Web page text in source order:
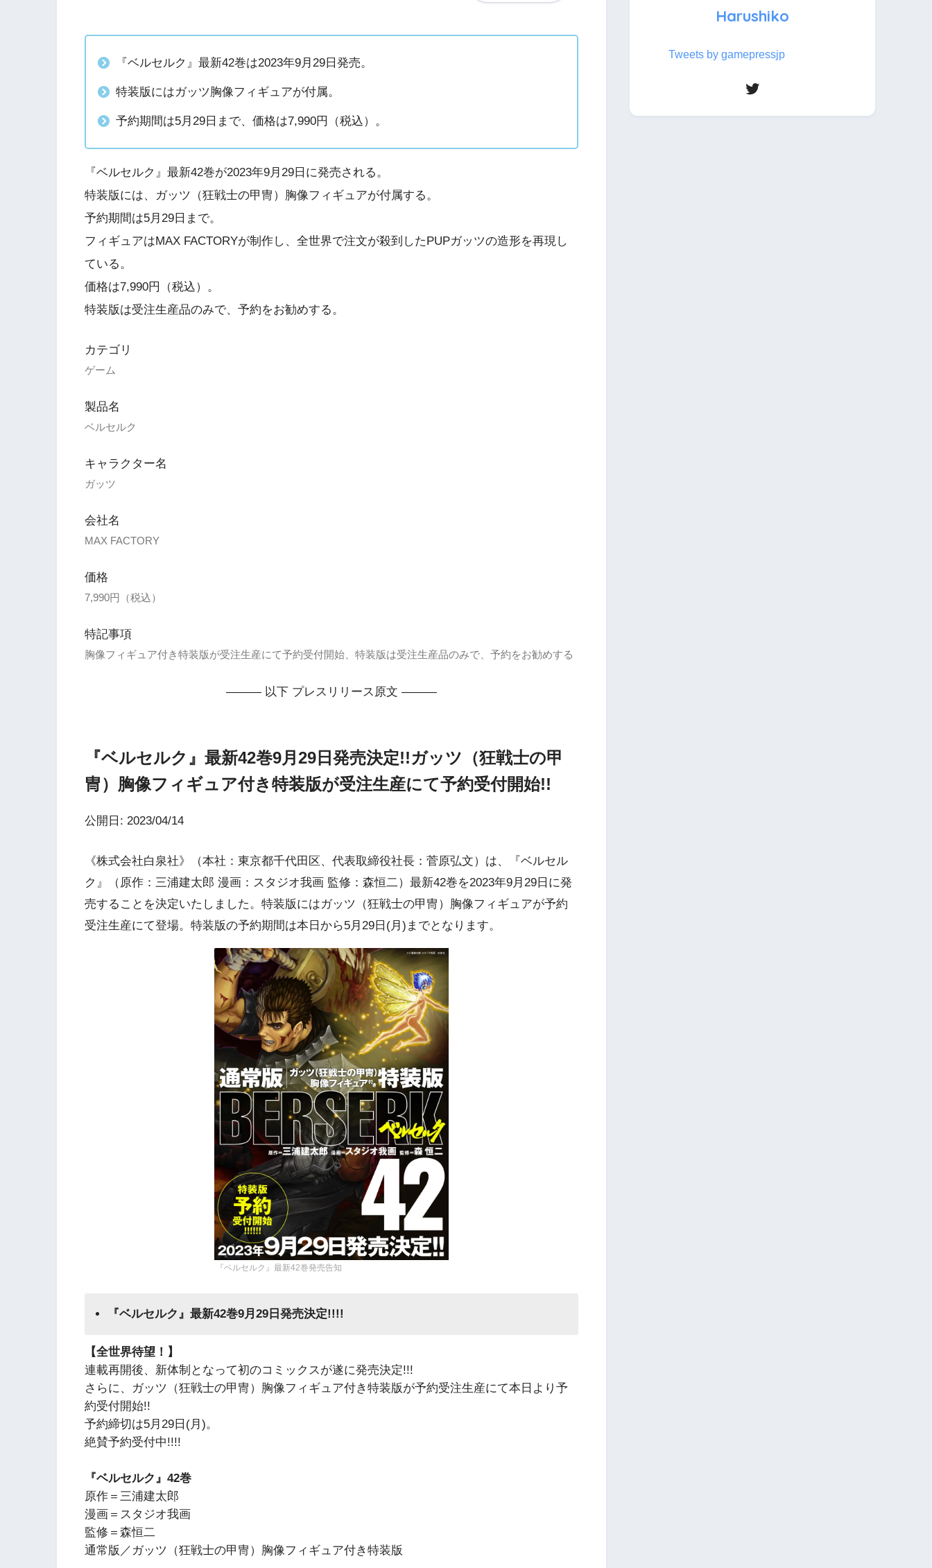
『ベルセルク』最新42巻は2023年9月29日発売。
特装版にはガッツ胸像フィギュアが付属。
予約期間は5月29日まで、価格は7,990円（税込）。
『ベルセルク』最新42巻が2023年9月29日に発売される。
特装版には、ガッツ（狂戦士の甲冑）胸像フィギュアが付属する。
予約期間は5月29日まで。
フィギュアはMAX FACTORYが制作し、全世界で注文が殺到したPUPガッツの造形を再現し
ている。
価格は7,990円（税込）。
特装版は受注生産品のみで、予約をお勧めする。
カテゴリ
ゲーム
製品名
ベルセルク
キャラクター名
ガッツ
会社名
MAX FACTORY
価格
7,990円（税込）
特記事項
胸像フィギュア付き特装版が受注生産にて予約受付開始、特装版は受注生産品のみで、予約をお勧めする
——— 以下 プレスリリース原文 ———
『ベルセルク』最新42巻9月29日発売決定!!ガッツ（狂戦士の甲
冑）胸像フィギュア付き特装版が受注生産にて予約受付開始!!
公開日: 2023/04/14
《株式会社白泉社》（本社：東京都千代田区、代表取締役社長：菅原弘文）は、『ベルセル
ク』（原作：三浦建太郎 漫画：スタジオ我画 監修：森恒二）最新42巻を2023年9月29日に発
売することを決定いたしました。特装版にはガッツ（狂戦士の甲冑）胸像フィギュアが予約
受注生産にて登場。特装版の予約期間は本日から5月29日(月)までとなります。
『ベルセルク』最新42巻発売告知
『ベルセルク』最新42巻9月29日発売決定!!!!
【全世界待望！】
連載再開後、新体制となって初のコミックスが遂に発売決定!!!
さらに、ガッツ（狂戦士の甲冑）胸像フィギュア付き特装版が予約受注生産にて本日より予
約受付開始!!
予約締切は5月29日(月)。
絶賛予約受付中!!!!
『ベルセルク』42巻
原作＝三浦建太郎
漫画＝スタジオ我画
監修＝森恒二
通常版／ガッツ（狂戦士の甲冑）胸像フィギュア付き特装版
Harushiko
Tweets by gamepressjp